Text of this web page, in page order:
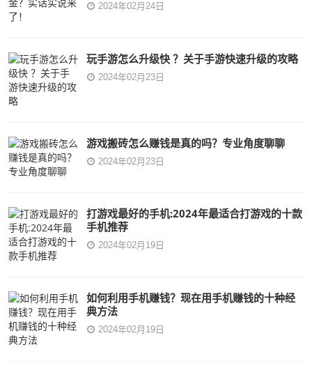
2024年02月24日
玩手游怎么升级快 ？关于手游快速升级的攻略
2024年02月23日
游戏搬砖怎么赚钱是真的吗？专业角度聊聊
2024年02月23日
打游戏最好的手机:2024年最适合打游戏的十款
手机推荐
2024年02月19日
如何利用手机赚钱？现在用手机赚钱的十种经
典方法
2024年02月19日